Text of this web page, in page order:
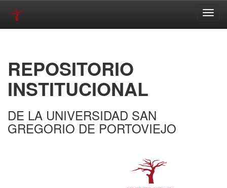
REPOSITORIO
INSTITUCIONAL
DE LA UNIVERSIDAD SAN
GREGORIO DE PORTOVIEJO